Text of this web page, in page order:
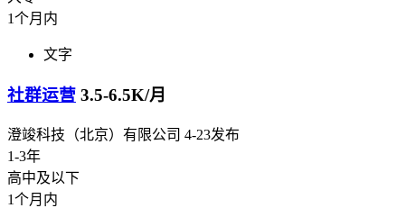
1个月内
文字
社群运营 3.5-6.5K/月
澄竣科技（北京）有限公司 4-23发布
1-3年
高中及以下
1个月内